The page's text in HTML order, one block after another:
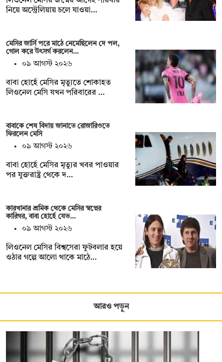
নিয়ে অস্ট্রেলিয়ায় চলে যাওয়া…
মেসির জার্সি পরে মাঠে নেমেছিলেন দে পল,
গোল করে উৎসর্গ করলেন…
০৯ আগস্ট ২০২৬
বাবা হোর্হে মেসির মৃত্যুতে শোকাহত
লিওনেল মেসি যখন পরিবারের …
বাবাকে শেষ বিদায় জানাতে রোজারিওতে
ফিরলেন মেসি
০৯ আগস্ট ২০২৬
বাবা হোর্হে মেসির মৃত্যুর খবর পাওয়ার
পর যুক্তরাষ্ট্র থেকে দ…
কারখানার শ্রমিক থেকে মেসির স্বপ্নের
কারিগর, বাবা হোর্হে যেভ…
০৯ আগস্ট ২০২৬
লিওনেল মেসির বিশ্বসেরা ফুটবলার হয়ে
ওঠার গল্পে আলো থাকে মাঠে…
আরও পড়ুন